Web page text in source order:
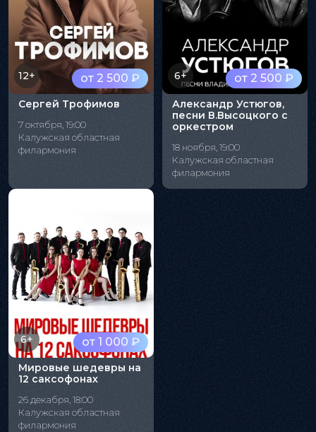
от 2 500 ₽
12+
Сергей Трофимов
7 октября, 19:00
Калужская областная
филармония
от 2 500 ₽
6+
Александр Устюгов,
песни В.Высоцкого с
оркестром
18 ноября, 19:00
Калужская областная
филармония
от 1 000 ₽
6+
Мировые шедевры на
12 саксофонах
26 декабря, 18:00
Калужская областная
филармония